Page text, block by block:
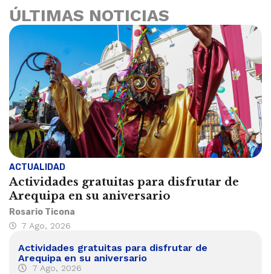
ÚLTIMAS NOTICIAS
ACTUALIDAD
Actividades gratuitas para disfrutar de
Arequipa en su aniversario
Rosario Ticona
7 Ago, 2026
Actividades gratuitas para disfrutar de
Arequipa en su aniversario
7 Ago, 2026